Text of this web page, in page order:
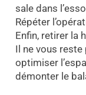
sale dans
Répéter
Enfin, retirer la
Il ne vous reste
optimiser
démonter le